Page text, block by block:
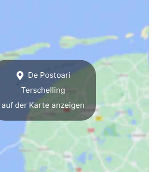
De Postoari
Terschelling
auf der Karte anzeigen